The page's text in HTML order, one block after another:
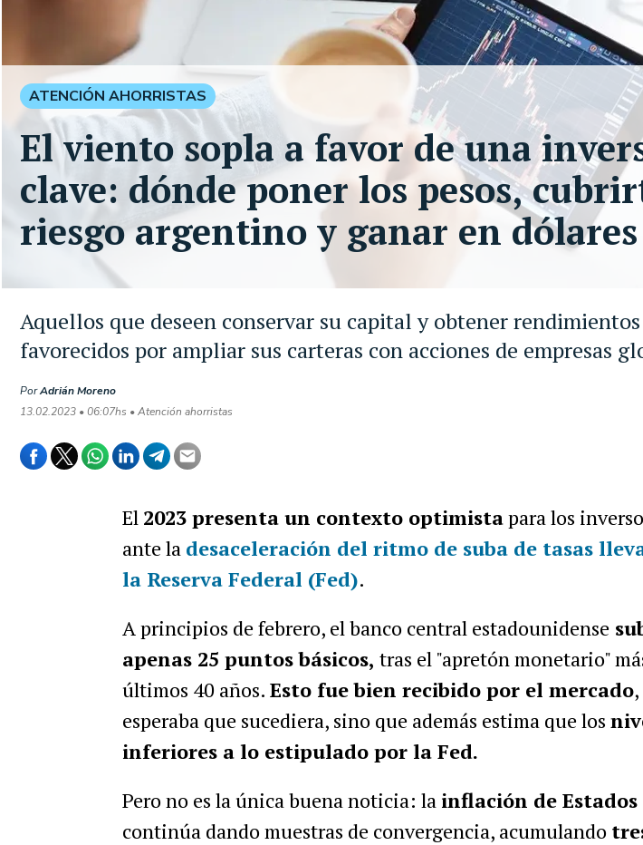
Aquellos que deseen conservar su capital y obtener
favorecidos por ampliar sus carteras con acciones de empresas
PorAdrián Moreno
13.02.2023 • 06:07hs • Atención ahorristas
ATENCIÓN AHORRISTAS
El viento sopla a favor de una
clave: dónde poner los pesos,
riesgo argentino y ganar en dólares
El 2023 presenta un contexto optimistapara los
ante la desaceleración del ritmo de suba de tasas
la Reserva Federal (Fed).
A principios de febrero, el banco central estadounidense
apenas 25 puntos básicos, tras el "apretón monetario"
últimos 40 años. Esto fue bien recibido por el mercado
esperaba que sucediera, sino que además estima que los
inferiores a lo estipulado por la Fed.
Pero no es la única buena noticia: la inflación de Estados
continúa dando muestras de convergencia, acumulando